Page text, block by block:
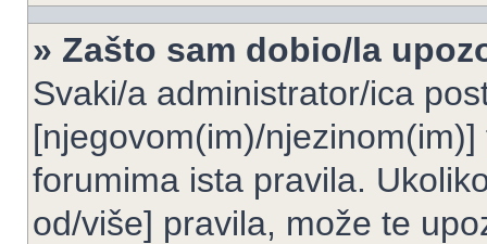
» Zašto sam dobio/la
Svaki/a administrator/ica
[njegovom(im)/
forumima ista pravila.
od/više] pravila, može te